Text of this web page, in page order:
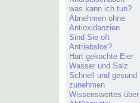
was kann ich tun?
Abnehmen ohne
Antioxidanzien
Sind Sie oft
Antriebslos?
Hart gekochte Eier
Wasser und Salz
Schnell und gesund
zunehmen
Wissenswertes über